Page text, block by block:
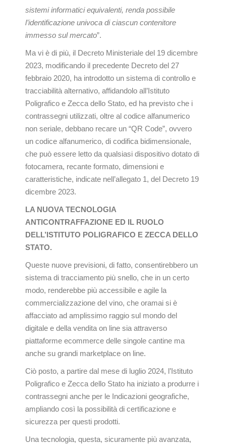
sistemi informatici equivalenti, renda possibile
l’identificazione univoca di ciascun contenitore
immesso sul mercato”.
Ma vi è di più, il Decreto Ministeriale del 19 dicembre
2023, modificando il precedente Decreto del 27
febbraio 2020, ha introdotto un sistema di controllo e
tracciabilità alternativo, affidandolo all’Istituto
Poligrafico e Zecca dello Stato, ed ha previsto che i
contrassegni utilizzati, oltre al codice alfanumerico
non seriale, debbano recare un “QR Code”, ovvero
un codice alfanumerico, di codifica bidimensionale,
che può essere letto da qualsiasi dispositivo dotato di
fotocamera, recante formato, dimensioni e
caratteristiche, indicate nell’allegato 1, del Decreto 19
dicembre 2023.
LA NUOVA TECNOLOGIA
ANTICONTRAFFAZIONE ED IL RUOLO
DELL’ISTITUTO POLIGRAFICO E ZECCA DELLO
STATO.
Queste nuove previsioni, di fatto, consentirebbero un
sistema di tracciamento più snello, che in un certo
modo, renderebbe più accessibile e agile la
commercializzazione del vino, che oramai si è
affacciato ad amplissimo raggio sul mondo del
digitale e della vendita on line sia attraverso
piattaforme ecommerce delle singole cantine ma
anche su grandi marketplace on line.
Ciò posto, a partire dal mese di luglio 2024, l’Istituto
Poligrafico e Zecca dello Stato ha iniziato a produrre i
contrassegni anche per le Indicazioni geografiche,
ampliando così la possibilità di certificazione e
sicurezza per questi prodotti.
Una tecnologia, questa, sicuramente più avanzata,